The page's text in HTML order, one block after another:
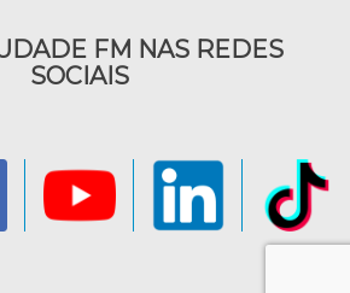
FM NAS REDES
SOCIAIS